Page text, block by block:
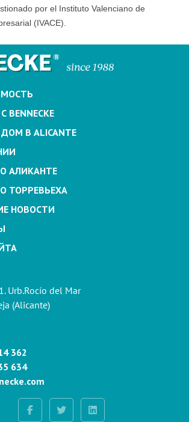
por el Instituto Valenciano de
(IVACE).
В ALICANTE
АЛИКАНТЕ
ТОРРЕВЬЕХА
НОВОСТИ
Urb.Rocío del Mar
(Alicante)
362
634